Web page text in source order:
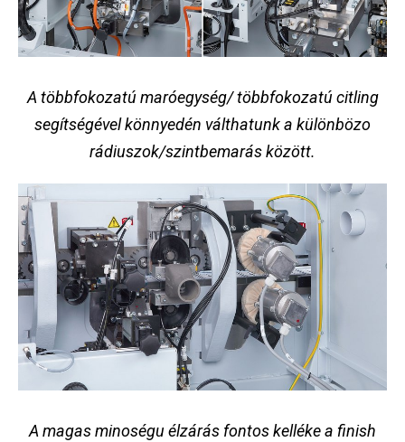
A többfokozatú maróegység/ többfokozatú citling
segítségével könnyedén válthatunk a különbözo
rádiuszok/szintbemarás között.
A magas minoségu élzárás fontos kelléke a finish